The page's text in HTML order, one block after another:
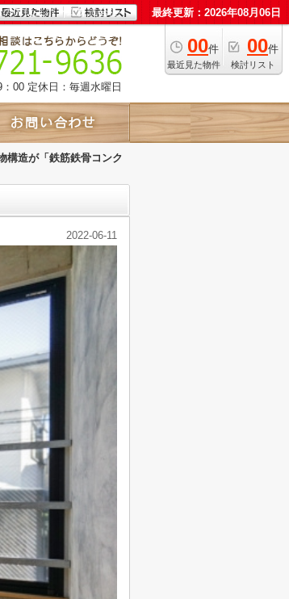
方は宝ホーム株式会社へ 最終更新：2026年08月06日
00件
最近見た物件
00件
検討リスト
：00 定休日：毎週水曜日
構造が「鉄筋鉄骨コンク
2022-06-11